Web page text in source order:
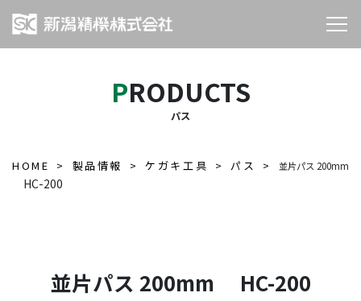
PRODUCTS
パス
HOME 製品情報 ケガキ工具 パス 並片パス 200mm
HC-200
並片パス 200mm HC-200